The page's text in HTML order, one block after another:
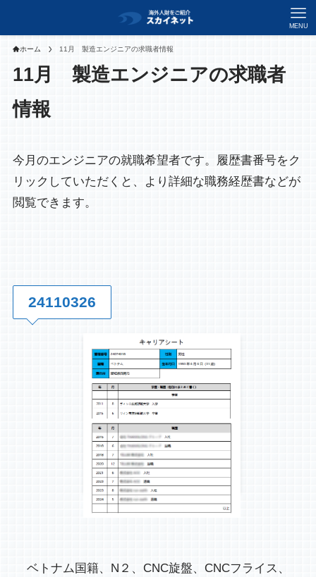
MENU
ホーム 11月 製造エンジニアの求職者情報
11月 製造エンジニアの求職者
情報
今月のエンジニアの就職希望者です。履歴書番号をク
リックしていただくと、より詳細な職務経歴書などが
閲覧できます。
24110326
ベトナム国籍、N２、CNC旋盤、CNCフライス、